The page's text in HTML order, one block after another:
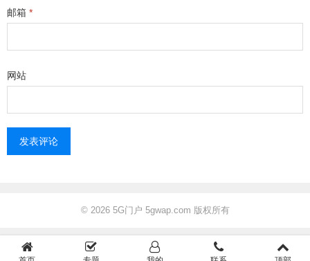
邮箱 *
网站
© 2026 5G门户 5gwap.com 版权所有